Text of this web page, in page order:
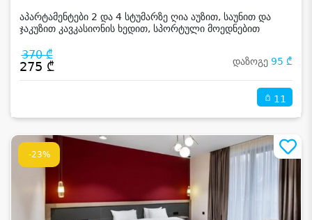
აპარტამენტები 2 და 4 სტუმარზე ღია აუზით, საუნით და
ჯაკუზით კავკასიონის ხედით, სპორტული მოედნებით
370 ₾
275 ₾ დაზოგე 95 ₾
11
-23%